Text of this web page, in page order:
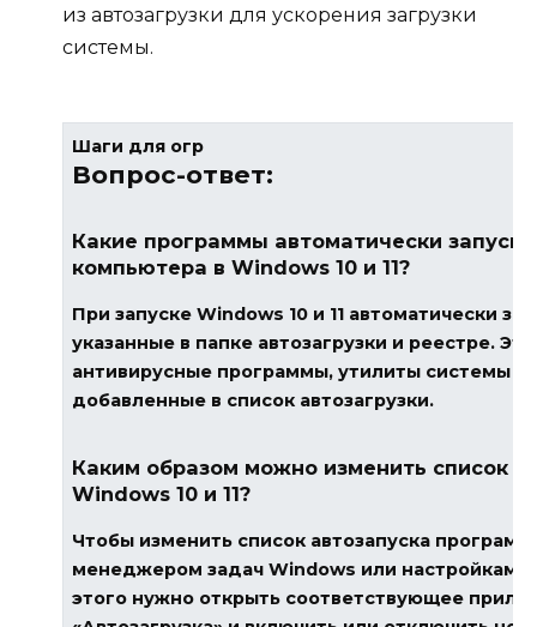
из автозагрузки для ускорения загрузки
системы.
Шаги для огр
Вопрос-ответ:
Какие программы автоматически
компьютера в Windows 10 и 11?
При запуске Windows 10 и 11 автоматически
указанные в папке автозагрузки и реестре.
антивирусные программы, утилиты системы
добавленные в список автозагрузки.
Каким образом можно изменить список
Windows 10 и 11?
Чтобы изменить список автозапуска
менеджером задач Windows или
этого нужно открыть соответствующее